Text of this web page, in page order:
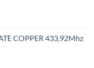
COPPER 433,92Mhz